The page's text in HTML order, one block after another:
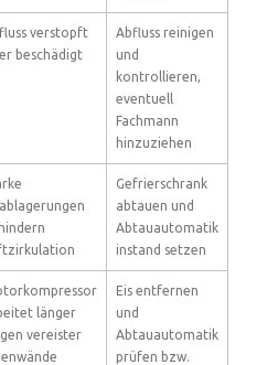
verstopft
beschädigt
Abfluss reinigen
und
kontrollieren,
eventuell
Fachmann
hinzuziehen
Gefrierschrank
abtauen und
Abtauautomatik
instand setzen
länger
vereister
Eis entfernen
und
Abtauautomatik
prüfen bzw.